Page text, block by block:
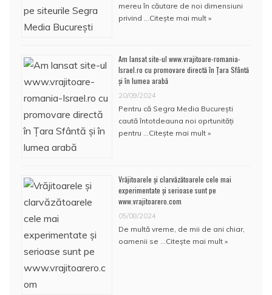
mereu în căutare de noi dimensiuni
privind … Citește mai mult »
Am lansat site-ul www.vrajitoare-romania-
Israel.ro cu promovare directă în Țara Sfântă
și în lumea arabă
20/09/2024
Pentru că Segra Media București
caută întotdeauna noi oprtunități
pentru … Citește mai mult »
Vrăjitoarele și clarvăzătoarele cele mai
experimentate și serioase sunt pe
www.vrajitoarero.com
05/08/2024
De multă vreme, de mii de ani chiar,
oamenii se … Citește mai mult »